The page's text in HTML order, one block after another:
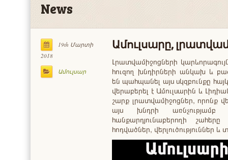
News
19th Մարտի
2018
Ամուլսար
Ամուլսարը,
Լրատվամիջոցների
հուզող խնդիրների անկախ և
են պահպանել այս սկզբունքը
վերաբերել է Ամուլսարին և
շարք լրատվամիջոցներ, որոնք
այս խնդրի
հանքարդյունաբերողի
հոդվածներ, վերլուծություններ և